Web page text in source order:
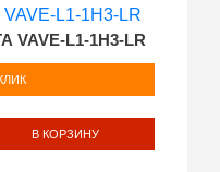
L1-1H3-LR
В КОРЗИНУ